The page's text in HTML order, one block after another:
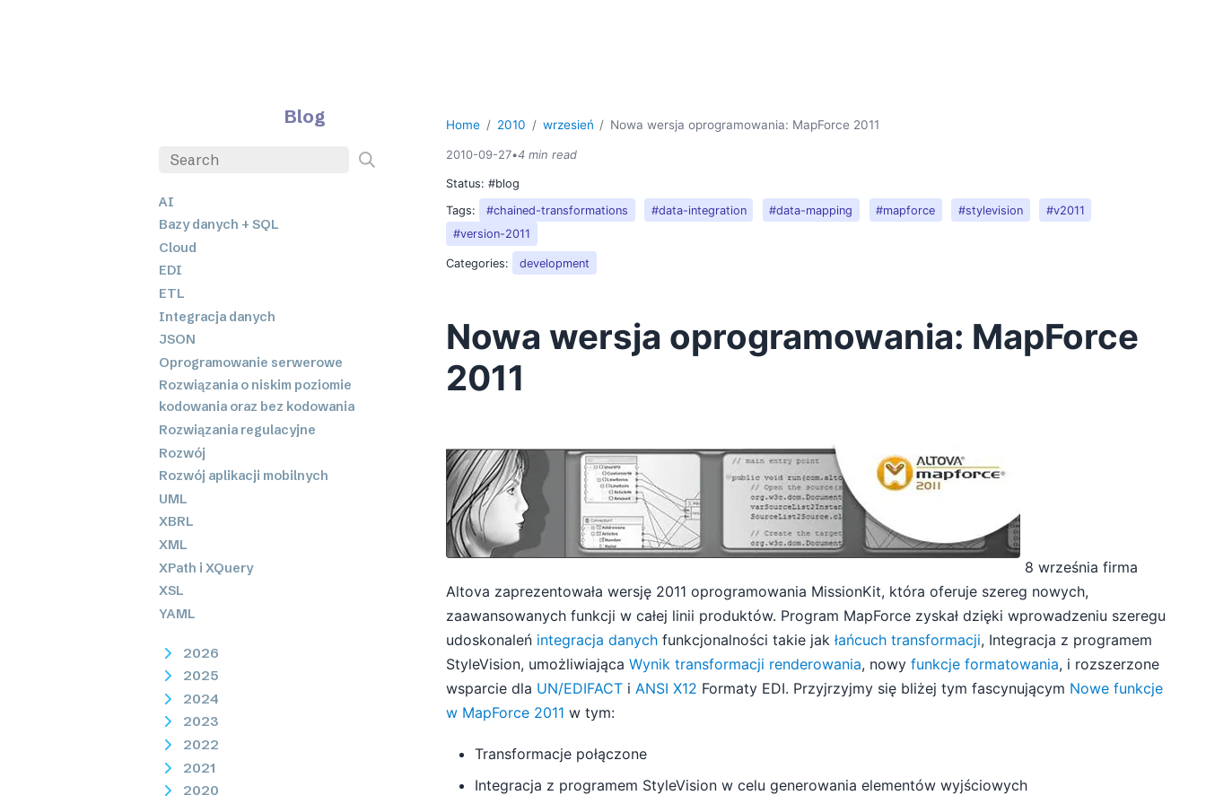
Blog
AI
Bazy danych + SQL
Cloud
EDI
ETL
Integracja danych
JSON
Oprogramowanie serwerowe
Rozwiązania o niskim poziomie
kodowania oraz bez kodowania
Rozwiązania regulacyjne
Rozwój
Rozwój aplikacji mobilnych
UML
XBRL
XML
XPath i XQuery
XSL
YAML
2026
2025
2024
2023
2022
2021
2020
Home 2010 wrzesień Nowa wersja oprogramowania: MapForce 2011
2010-09-27•4 min read
Status:#blog
Tags:
#chained-transformations #data-integration #data-mapping #mapforce #stylevision
#v2011
#version-2011
Categories: development
Nowa wersja oprogramowania: MapForce
2011
8 września firma
Altova zaprezentowała wersję 2011 oprogramowania MissionKit, która oferuje szereg nowych,
zaawansowanych funkcji w całej linii produktów. Program MapForce zyskał dzięki wprowadzeniu szeregu
udoskonaleń integracja danych funkcjonalności takie jakłańcuch transformacji, Integracja z programem
StyleVision, umożliwiającaWynik transformacji renderowania, nowyfunkcje formatowania, i rozszerzone
wsparcie dla UN/EDIFACT iANSI X12 Formaty EDI. Przyjrzyjmy się bliżej tym fascynującym Nowe funkcje
w MapForce 2011 w tym:
Transformacje połączone
Integracja z programem StyleVision w celu generowania elementów wyjściowych